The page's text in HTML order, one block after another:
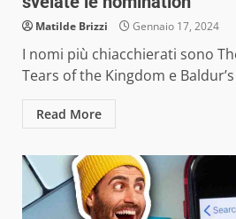
Matilde Brizzi Gennaio 17, 2024
I nomi più chiacchierati sono
Tears of the Kingdom e
Read More